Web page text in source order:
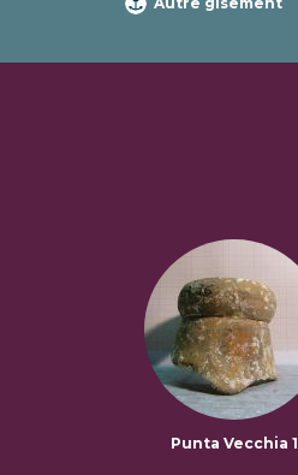
Punta Vecchia 1